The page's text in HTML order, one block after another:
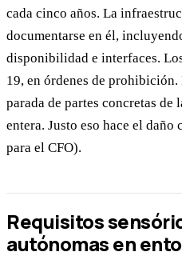
cada cinco años. La
documentarse en él,
disponibilidad e interfaces.
19, en órdenes de
parada de partes concretas
entera. Justo eso hace el
para el CFO).
Requisitos
autónomas en